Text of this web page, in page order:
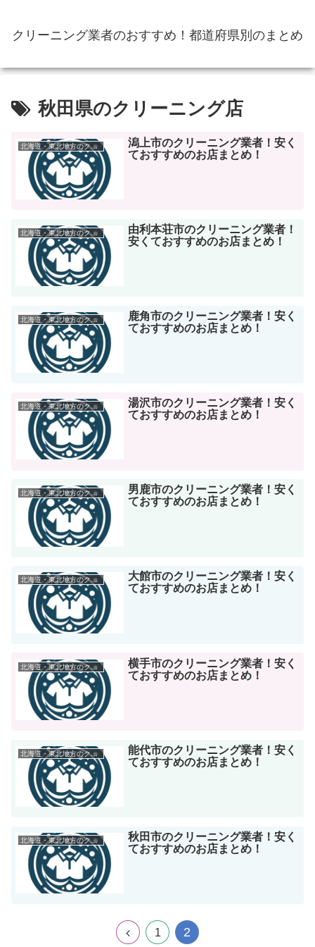
クリーニング業者のおすすめ！都道府県別のまとめ
秋田県のクリーニング店
北海道・東北地方のクリーニング店
潟上市のクリーニング業者！安く
ておすすめのお店まとめ！
北海道・東北地方のクリーニング店
由利本荘市のクリーニング業者！
安くておすすめのお店まとめ！
北海道・東北地方のクリーニング店
鹿角市のクリーニング業者！安く
ておすすめのお店まとめ！
北海道・東北地方のクリーニング店
湯沢市のクリーニング業者！安く
ておすすめのお店まとめ！
北海道・東北地方のクリーニング店
男鹿市のクリーニング業者！安く
ておすすめのお店まとめ！
北海道・東北地方のクリーニング店
大館市のクリーニング業者！安く
ておすすめのお店まとめ！
北海道・東北地方のクリーニング店
横手市のクリーニング業者！安く
ておすすめのお店まとめ！
北海道・東北地方のクリーニング店
能代市のクリーニング業者！安く
ておすすめのお店まとめ！
北海道・東北地方のクリーニング店
秋田市のクリーニング業者！安く
ておすすめのお店まとめ！
1 2